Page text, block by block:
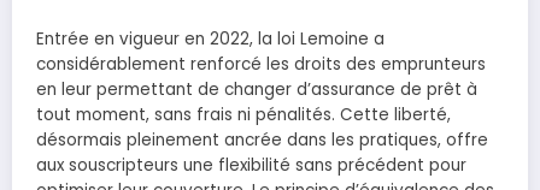
Entrée en vigueur en 2022, la loi Lemoine a
considérablement renforcé les droits des emprunteurs
en leur permettant de changer d’assurance de prêt à
tout moment, sans frais ni pénalités. Cette liberté,
désormais pleinement ancrée dans les pratiques, offre
aux souscripteurs une flexibilité sans précédent pour